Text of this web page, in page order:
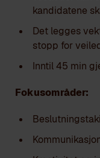
kandidatene
Det legges
stopp for
Inntil 45 min
Fokusområder: